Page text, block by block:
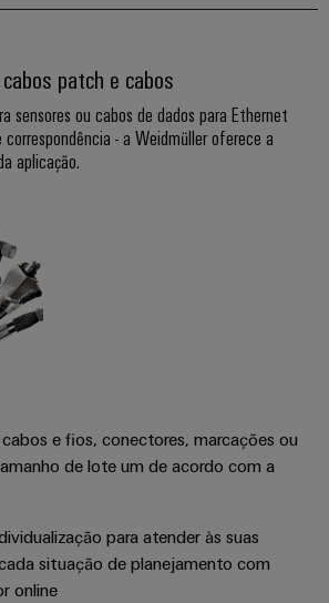
patch e cabos
sensores ou cabos de dados para Ethernet
- a Weidmüller oferece a
aplicação.
e fios, conectores, marcações ou
de lote um de acordo com a
para atender às suas
situação de planejamento com
online